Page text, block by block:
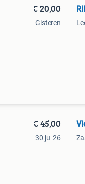
€ 20,00
Gisteren
€ 45,00
30 jul 26